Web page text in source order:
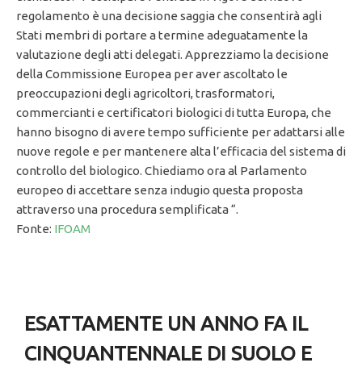
regolamento è una decisione saggia che consentirà agli
Stati membri di portare a termine adeguatamente la
valutazione degli atti delegati. Apprezziamo la decisione
della Commissione Europea per aver ascoltato le
preoccupazioni degli agricoltori, trasformatori,
commercianti e certificatori biologici di tutta Europa, che
hanno bisogno di avere tempo sufficiente per adattarsi alle
nuove regole e per mantenere alta l’efficacia del sistema di
controllo del biologico. Chiediamo ora al Parlamento
europeo di accettare senza indugio questa proposta
attraverso una procedura semplificata “.
Fonte: IFOAM
ESATTAMENTE UN ANNO FA IL
CINQUANTENNALE DI SUOLO E